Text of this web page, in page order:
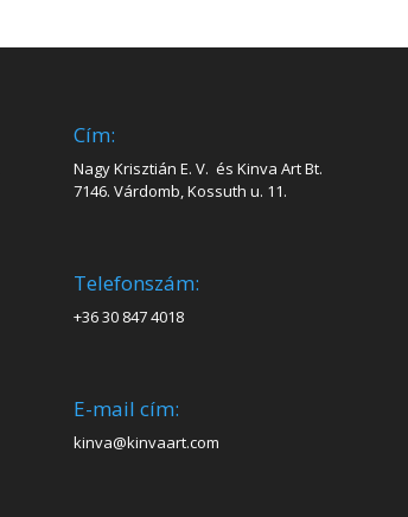
Cím:
Nagy Krisztián E. V. és Kinva Art Bt.
7146. Várdomb, Kossuth u. 11.
Telefonszám:
+36 30 847 4018
E-mail cím:
kinva@kinvaart.com